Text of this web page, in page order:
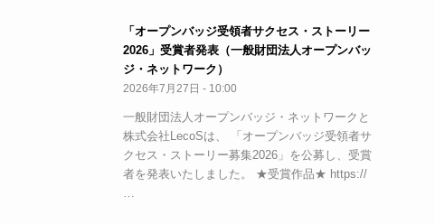
「オープンバッジ受領者サクセス・ストーリー
2026」受賞者発表（一般財団法人オープンバッ
ジ・ネットワーク）
2026年7月27日 - 10:00
一般財団法人オープンバッジ・ネットワークと
株式会社LecoSは、 「オープンバッジ受領者サ
クセス・ストーリー募集2026」を公募し、受賞
者を発表いたしました。 ★受賞作品★ https://